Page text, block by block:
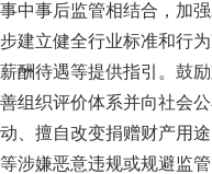
事中事后监管相结合，加
步建立健全行业标准和行
薪酬待遇等提供指引。鼓
善组织评价体系并向社会
动、擅自改变捐赠财产用
等涉嫌恶意违规或规避监